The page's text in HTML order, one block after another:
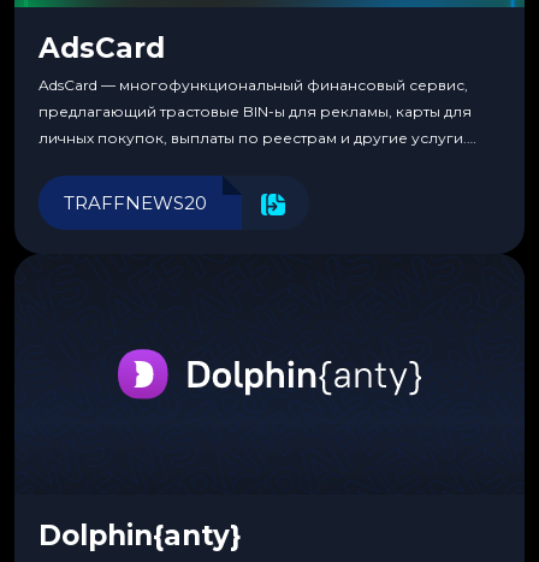
AdsCard
AdsCard — многофункциональный финансовый сервис,
предлагающий трастовые BIN-ы для рекламы, карты для
личных покупок, выплаты по реестрам и другие услуги.
инструменты для управления финансами.
TRAFFNEWS20
Dolphin{anty}